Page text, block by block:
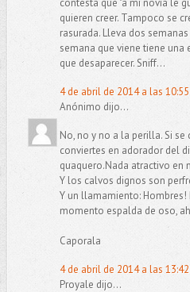
contesta que "a mi novia le
quieren creer. Tampoco se
rasurada. Lleva dos
semana que viene tiene una
que desaparecer. Sniff...
4 de abril de 2014 a las 10:55
Anónimo dijo...
No, no y no a la perilla. Si
conviertes en adorador del
quaquero.Nada atractivo en
Y los calvos dignos son
Y un llamamiento:
momento espalda de oso,
Caporala
4 de abril de 2014 a las 13:42
Proyale dijo...